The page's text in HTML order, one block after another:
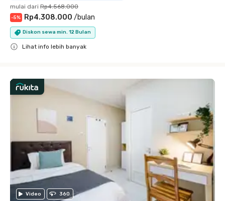
mulai dari Rp4.568.000
-5% Rp4.308.000 /bulan
Diskon sewa min. 12 Bulan
Lihat info lebih banyak
Video 360